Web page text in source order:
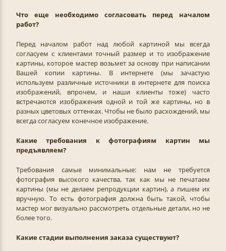
Что еще необходимо согласовать перед началом
работ?
Перед началом работ над любой картиной мы всегда
согласуем с клиентами точный размер и то изображение
картины, которое мастер возьмет за основу при написании
Вашей копии картины. В интернете (мы зачастую
используем различные источники в интернете для поиска
изображений, впрочем, и наши клиенты тоже) часто
встречаются изображения одной и той же картины, но в
разных цветовых оттенках. Чтобы не было расхождений, мы
всегда согласуем конечное изображение.
Какие требования к фотографиям картин мы
предъявляем?
Требования самые минимальные: нам не требуется
фотография высокого качества, так как мы не печатаем
картины (мы не делаем репродукции картин), а пишем их
вручную. То есть фотография должна быть такой, чтобы
мастер мог визуально рассмотреть отдельные детали, но не
более того.
Какие стадии выполнения заказа существуют?